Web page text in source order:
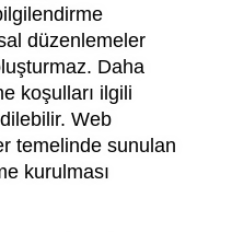
düzenlemeler
Daha
koşulları ilgili
Web
temelinde sunulan
kurulması